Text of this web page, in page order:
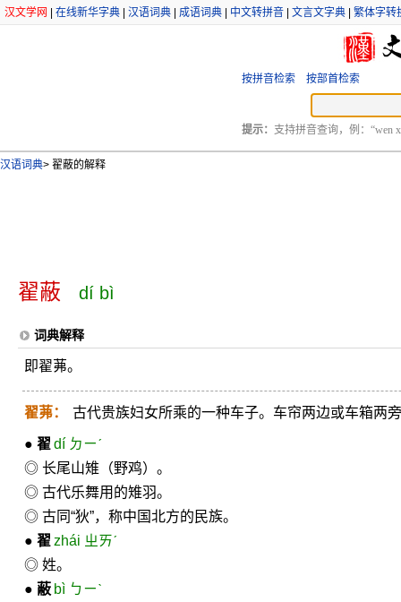
汉文学网 在线新华字典 汉语词典 成语词典 中文转拼音 文言文字典 繁体字转
按拼音检索 按部首检索
提示： 支持拼音查询，例：“wen
汉语词典> 翟蔽的解释
翟蔽 dí bì
词典解释
即翟茀。
翟茀： 古代贵族妇女所乘的一种车子。车帘两边或车箱两
● 翟 dí ㄉㄧˊ
◎ 长尾山雉（野鸡）。
◎ 古代乐舞用的雉羽。
◎ 古同“狄”，称中国北方的民族。
● 翟 zhái ㄓㄞˊ
◎ 姓。
● 蔽 bì ㄅㄧˋ